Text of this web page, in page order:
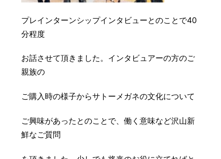
プレインターンシップインタビューとのことで40
分程度
お話させて頂きました。インタビュアーの方のご
親族の
ご購入時の様子からサトーメガネの文化について
ご興味があったとのことで、働く意味など沢山新
鮮なご質問